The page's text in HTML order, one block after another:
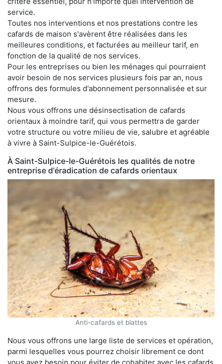
service.
Toutes nos interventions et nos prestations contre les
cafards de maison s'avèrent être réalisées dans les
meilleures conditions, et facturées au meilleur tarif, en
fonction de la qualité de nos services.
Pour les entreprises ou bien les ménages qui pourraient
avoir besoin de nos services plusieurs fois par an, nous
offrons des formules d'abonnement personnalisée et sur
mesure.
Nous vous offrons une désinsectisation de cafards
orientaux à moindre tarif, qui vous permettra de garder
votre structure ou votre milieu de vie, salubre et agréable
à vivre à Saint-Sulpice-le-Guérétois.
À Saint-Sulpice-le-Guérétois les qualités de notre
entreprise d'éradication de cafards orientaux
Anti-cafards et blattes
Nous vous offrons une large liste de services et opération,
parmi lesquelles vous pourrez choisir librement ce dont
vous avez besoin pour éviter de cohabiter avec les cafards